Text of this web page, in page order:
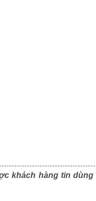
khách hàng tin dùng